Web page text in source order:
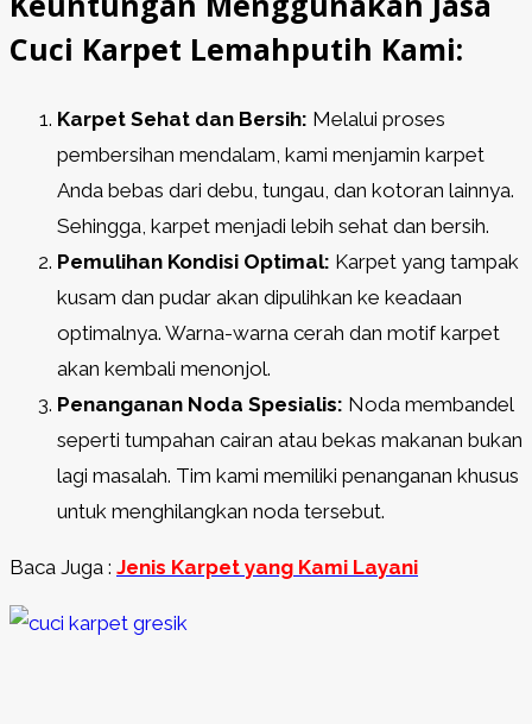
Cuci Karpet Lemahputih Kami:
Karpet Sehat dan Bersih: Melalui proses
pembersihan mendalam, kami menjamin karpet
Anda bebas dari debu, tungau, dan kotoran lainnya.
Sehingga, karpet menjadi lebih sehat dan bersih.
Pemulihan Kondisi Optimal: Karpet yang tampak
kusam dan pudar akan dipulihkan ke keadaan
optimalnya. Warna-warna cerah dan motif karpet
akan kembali menonjol.
Penanganan Noda Spesialis: Noda membandel
seperti tumpahan cairan atau bekas makanan bukan
lagi masalah. Tim kami memiliki penanganan khusus
untuk menghilangkan noda tersebut.
Baca Juga : Jenis Karpet yang Kami Layani